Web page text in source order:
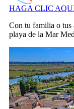
HAGA CLIC
Con tu familia o tus
playa de la Mar